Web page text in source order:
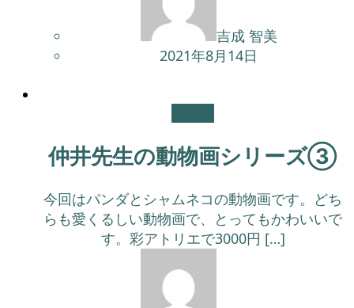
吉成 智美
2021年8月14日
仲井先生の動物画シリーズ③
今回はパンダとシャムネコの動物画です。どち
らも愛くるしい動物画で、とってもかわいいで
す。彩アトリエで3000円 […]